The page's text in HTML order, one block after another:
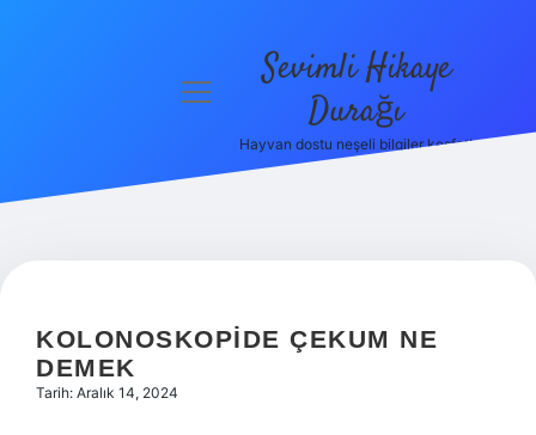
Hakkımızda
menüyü
Sevimli Hikaye
Durağı
Hayvan dostu neşeli bilgiler keşfet!
KOLONOSKOPIDE ÇEKUM NE
DEMEK
Tarih: Aralık 14, 2024